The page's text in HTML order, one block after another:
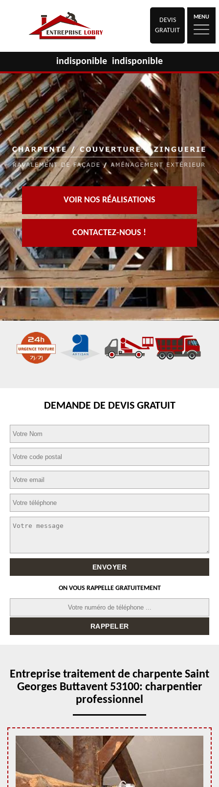
DEVIS
GRATUIT
MENU
indisponible indisponible
VOIR NOS RÉALISATIONS
CONTACTEZ-NOUS !
DEMANDE DE DEVIS GRATUIT
ON VOUS RAPPELLE GRATUITEMENT
Entreprise traitement de charpente Saint
Georges Buttavent 53100: charpentier
professionnel